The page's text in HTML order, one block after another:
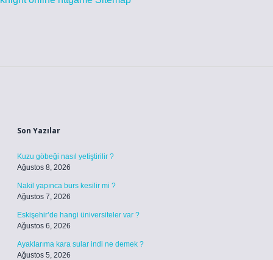
Son Yazılar
Kuzu göbeği nasıl yetiştirilir ?
Ağustos 8, 2026
Nakil yapınca burs kesilir mi ?
Ağustos 7, 2026
Eskişehir’de hangi üniversiteler var ?
Ağustos 6, 2026
Ayaklarıma kara sular indi ne demek ?
Ağustos 5, 2026